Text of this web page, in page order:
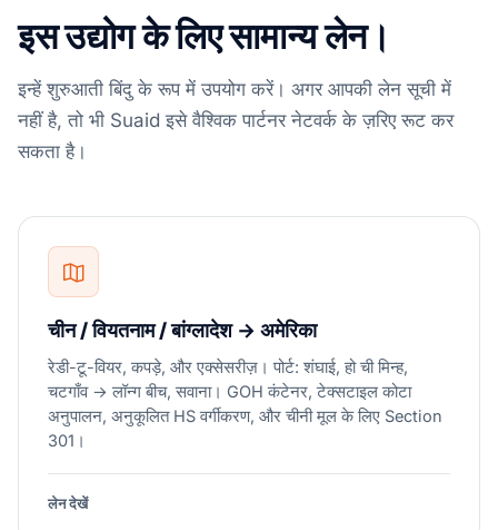
इस उद्योग के लिए सामान्य लेन।
इन्हें शुरुआती बिंदु के रूप में उपयोग करें। अगर आपकी लेन सूची में
नहीं है, तो भी Suaid इसे वैश्विक पार्टनर नेटवर्क के ज़रिए रूट कर
सकता है।
चीन / वियतनाम / बांग्लादेश → अमेरिका
रेडी-टू-वियर, कपड़े, और एक्सेसरीज़। पोर्ट: शंघाई, हो ची मिन्ह,
चटगाँव → लॉन्ग बीच, सवाना। GOH कंटेनर, टेक्सटाइल कोटा
अनुपालन, अनुकूलित HS वर्गीकरण, और चीनी मूल के लिए Section
301।
लेन देखें